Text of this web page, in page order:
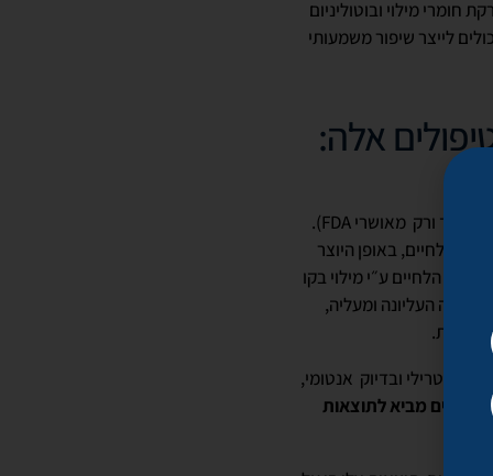
מילוי ובוטוליניום
לייצר שיפור משמעותי
אלה:
זהו פוליסכריד המצוי באופן טבעי בתוך חלבון הקולגן שבעור. על ידי הזרקה מיומנת של חומרי מילוי איכותיים (אך ורק מאושרי FDA).
הלחיים, באופן היוצר
הלחיים ע״י מילוי בקו
בשפה העליונה ומעליה,
והרקות.
סטרילי ובדיוק אנטומי,
הלחיים מביא לתוצאות